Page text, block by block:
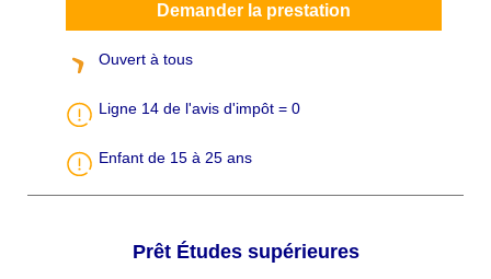
Demander la prestation
Ouvert à tous
Ligne 14 de l'avis d'impôt = 0
Enfant de 15 à 25 ans
Prêt Études supérieures